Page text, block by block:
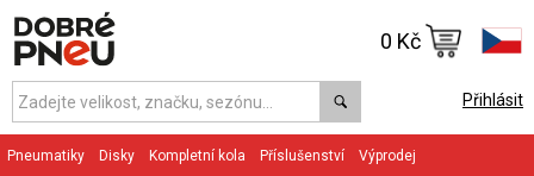
Přihlásit
0 Kč
Pneumatiky Disky Kompletní kola Příslušenství Výprodej